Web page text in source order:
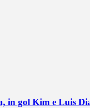
in gol Kim e Luis